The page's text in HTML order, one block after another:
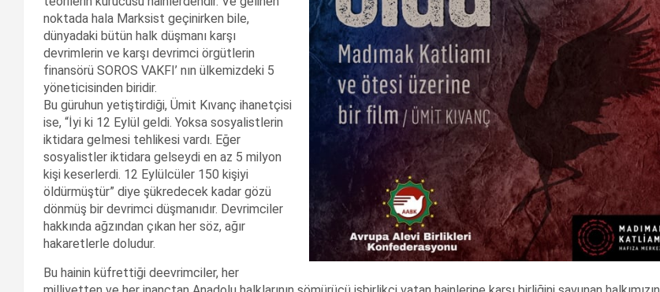
noktada hala Marksist geçinirken bile,
dünyadaki bütün halk düşmanı karşı
devrimlerin ve karşı devrimci örgütlerin
finansörü SOROS VAKFI’ nın ülkemizdeki 5
yöneticisinden biridir.
Bu güruhun yetiştirdiği, Ümit Kıvanç ihanetçisi
ise, “İyi ki 12 Eylül geldi. Yoksa sosyalistlerin
iktidara gelmesi tehlikesi vardı. Eğer
sosyalistler iktidara gelseydi en az 5 milyon
kişi keserlerdi. 12 Eylülcüler 150 kişiyi
öldürmüştür” diye şükredecek kadar gözü
dönmüş bir devrimci düşmanıdır. Devrimciler
hakkında ağzından çıkan her söz, ağır
hakaretlerle doludur.
Bu hainin küfrettiği deevrimciler, her